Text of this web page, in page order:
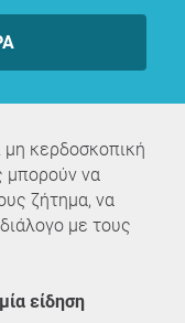
μη κερδοσκοπική
μπορούν να
ζήτημα, να
με τους
είδηση